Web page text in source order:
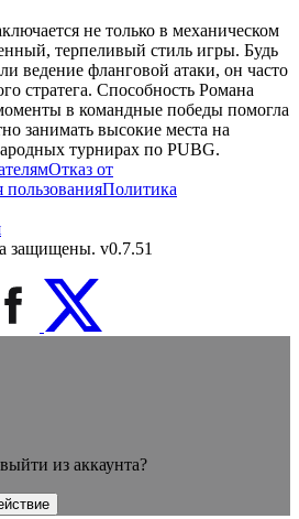
не только в механическом
терпеливый стиль игры. Будь
ведение фланговой атаки, он часто
стратега. Способность Романа
в командные победы помогла
занимать высокие места на
турнирах по PUBG.
Отказ от
пользованияПолитика
защищены. v0.7.51
из аккаунта?